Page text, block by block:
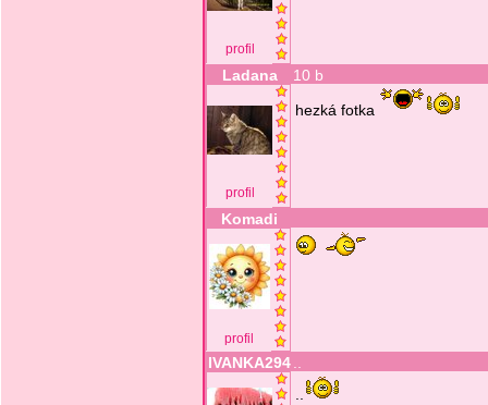
profil
Ladana 10 b
profil
hezká fotka
Komadi
profil
IVANKA294